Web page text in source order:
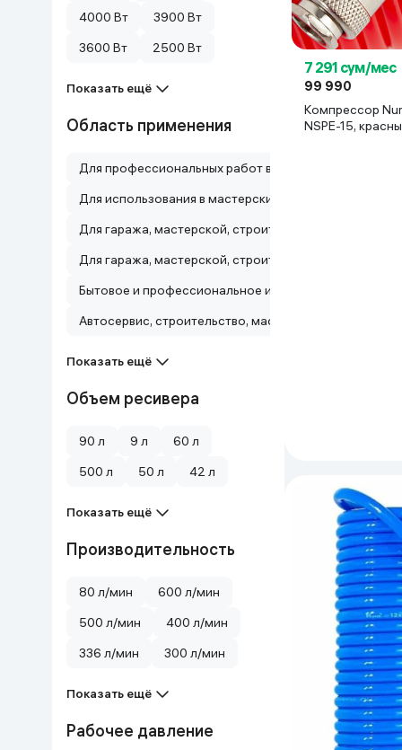
Дом и сад
Бытовая химия
Книги
4000 Вт
3900 Вт
3600 Вт
2500 Вт
Показать ещё
Область применения
Для профессиональных работ в мастерских,
Для использования в мастерских, гаражах,
Для гаража, мастерской, строительства и домашнего
Для гаража, мастерской, строительства и бытовых
Бытовое и профессиональное использование
Автосервис, строительство, мастерские и бытовые
Показать ещё
Объем ресивера
90 л 9 л
60 л
500 л
50 л 42 л
Показать ещё
Производительность
80 л/мин
600 л/мин
500 л/мин
400 л/мин
336 л/мин
300 л/мин
Показать ещё
Рабочее давление
7 291 сум/мес
99 990
Компрессор
NSPE-15,